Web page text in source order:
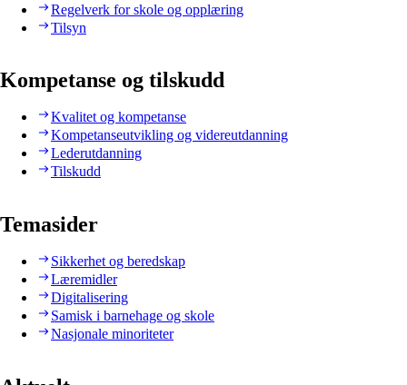
Regelverk for skole og opplæring
Tilsyn
Kompetanse og tilskudd
Kvalitet og kompetanse
Kompetanseutvikling og videreutdanning
Lederutdanning
Tilskudd
Temasider
Sikkerhet og beredskap
Læremidler
Digitalisering
Samisk i barnehage og skole
Nasjonale minoriteter